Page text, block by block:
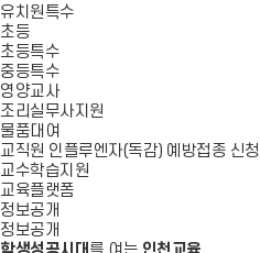
유치원특수
초등
초등특수
중등특수
영양교사
조리실무사지원
물품대여
교직원 인플루엔자(독감) 예방접종 신청
교수학습지원
교육플랫폼
정보공개
정보공개